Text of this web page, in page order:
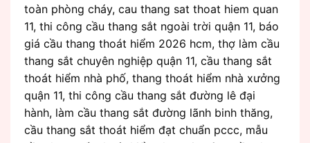
toàn phòng cháy, cau thang sat thoat hiem quan
11, thi công cầu thang sắt ngoài trời quận 11, báo
giá cầu thang thoát hiểm 2026 hcm, thợ làm cầu
thang sắt chuyên nghiệp quận 11, cầu thang sắt
thoát hiểm nhà phố, thang thoát hiểm nhà xưởng
quận 11, thi công cầu thang sắt đường lê đại
hành, làm cầu thang sắt đường lãnh binh thăng,
cầu thang sắt thoát hiểm đạt chuẩn pccc, mẫu